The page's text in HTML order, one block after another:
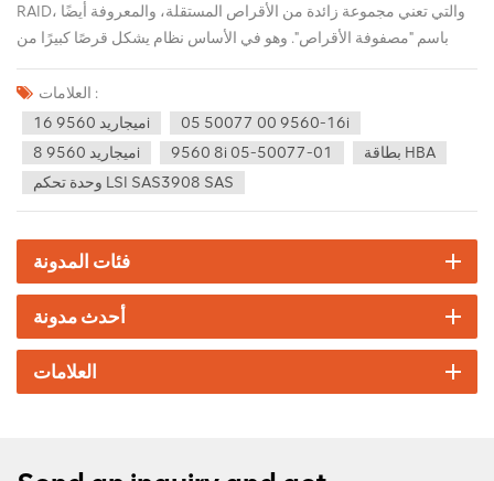
RAID، والتي تعني مجموعة زائدة من الأقراص المستقلة، والمعروفة أيضًا
باسم "مصفوفة الأقراص". وهو في الأساس نظام يشكل قرصًا كبيرًا من
خلال الجمع بين عدة أقراص مستقلة معًا، وبالتالي تحقيق أداء تخزين أفضل
وموثوقية أعلى من قرص واحد. فيما يلي بعض أنواع RAID الشائعة: RAID
0: يجمع بين أقراص متعددة لتكوين سعة تخزين كبيرة. عندما نحتاج إلى كتابة
البيانات، يتم تقسيم البيانات إلى أجزاء N، ويتم قراءة وكتابة الأقراص N
بطريقة مستقلة. تتم كتابة أجزاء البيانات N هذه على القرص بشكل متزامن،
وبالتالي فإن أداء التنفيذ مرتفع جدًا. RAID 1: عند كتابة البيانات على القرص،
العمل والقرص المتطابق على التوالي. ولذلك، فإن معدل استخدام المساحة
الفعلي هو 50% فقط، ويتم استخدام قرصين كقرص واحد، وهو حل مكلف
نسبيًا. RAID 5: هذه هي الطريقة الأكثر استخدامًا حاليًا. لأن RAID 5 هو الحل
الذي يأخذ في الاعتبار أداء التخزين وأمن البيانات وتكلفة التخزين. RAID 6:
من أجل تحسين التوفر العالي للتخزين، اقترح الأشخاص نظام RAID 6،
والذي يمكن أن يضمن أيضًا استعادة البيانات عند تلف قرصين في نفس
العلامات :
ميجاريد 9560 16i
05 50077 00 9560-16i
ميجاريد 9560 8i
9560 8i 05-50077-01
بطاقة HBA
وحدة تحكم LSI SAS3908 SAS
فئات المدونة
أحدث مدونة
العلامات